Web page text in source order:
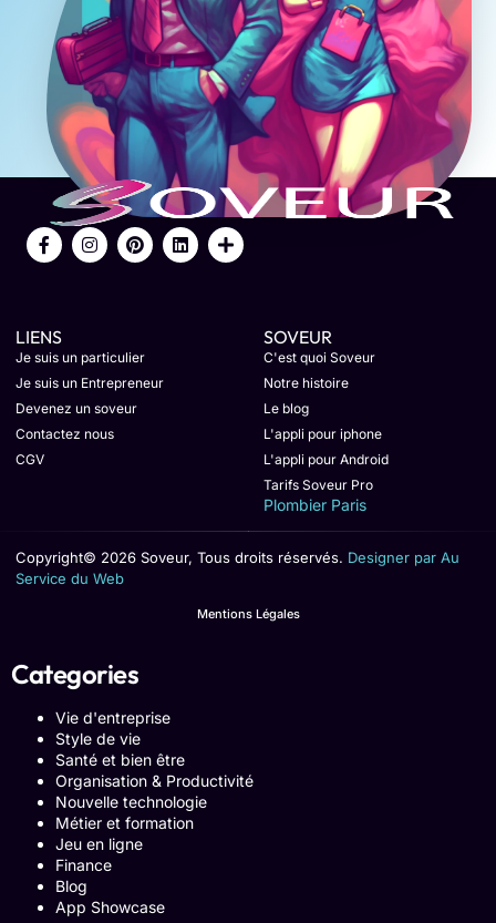
LIENS
Je suis un particulier
Je suis un Entrepreneur
Devenez un soveur
Contactez nous
CGV
SOVEUR
C'est quoi Soveur
Notre histoire
Le blog
L'appli pour iphone
L'appli pour Android
Tarifs Soveur Pro
Plombier Paris
Copyright© 2026 Soveur, Tous droits réservés. Designer par Au
Service du Web
Mentions Légales
Categories
Vie d'entreprise
Style de vie
Santé et bien être
Organisation & Productivité
Nouvelle technologie
Métier et formation
Jeu en ligne
Finance
Blog
App Showcase